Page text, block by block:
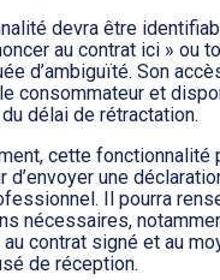
devra être
au contrat ici » ou
d’ambiguïté. Son
consommateur et
délai de rétractation.
cette fonctionnalité
d’envoyer une
Il pourra
nécessaires,
contrat signé et au
de réception.